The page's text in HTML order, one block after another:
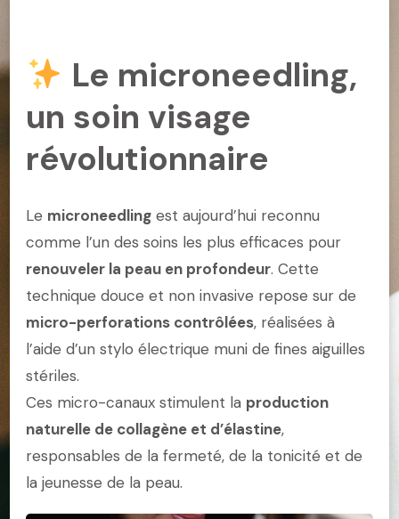
Le microneedling,
un soin visage
révolutionnaire
Le microneedling est aujourd’hui reconnu
comme l’un des soins les plus efficaces pour
renouveler la peau en profondeur. Cette
technique douce et non invasive repose sur de
micro-perforations contrôlées, réalisées à
l’aide d’un stylo électrique muni de fines aiguilles
stériles.
Ces micro-canaux stimulent la production
naturelle de collagène et d’élastine,
responsables de la fermeté, de la tonicité et de
la jeunesse de la peau.